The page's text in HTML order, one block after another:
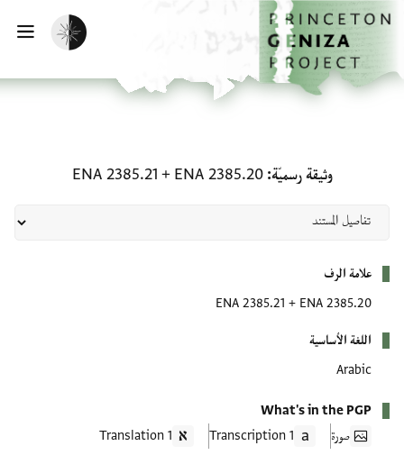
إلى المحتوى الرئيسي
الرئيسية
تفعيل الوضع المظلم
وثيقة رسميّة ENA 2385.20
+
ENA 2385.21
علامة الرف
ENA 2385.20
+
ENA 2385.21
اللغة الأساسية
Arabic
What's in the PGP
صورة
1 Transcription
1 Translation